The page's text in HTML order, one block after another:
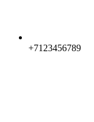
+7123456789